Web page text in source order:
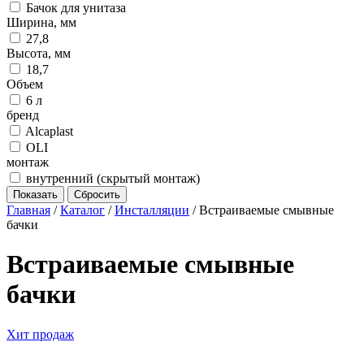
Бачок для унитаза
Ширина, мм
27,8
Высота, мм
18,7
Объем
6 л
бренд
Alcaplast
OLI
монтаж
внутренний (скрытый монтаж)
Главная /Каталог /Инсталляции /Встраиваемые смывные
бачки
Встраиваемые смывные
бачки
Хит продаж